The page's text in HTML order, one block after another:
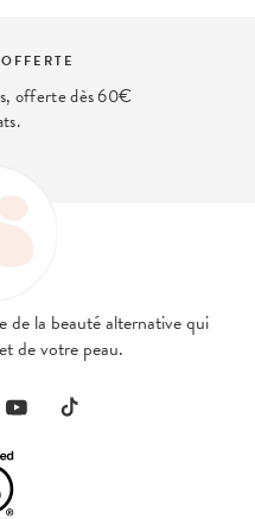
offerte dès 60€
la beauté alternative qui
de votre peau.